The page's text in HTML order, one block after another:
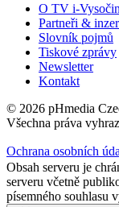
O TV i-
Partneři &
Slovník pojmů
Tiskové zprávy
Newsletter
Kontakt
© 2026 pHmedia
Všechna práva
Ochrana osobních
Obsah serveru je
serveru včetně
písemného souhlasu